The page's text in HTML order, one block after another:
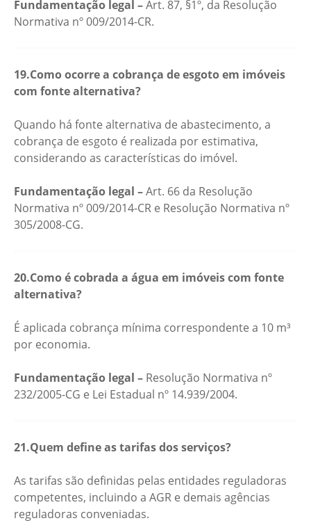
Fundamentação legal –Art. 87, §1º, da Resolução
Normativa nº 009/2014-CR.
19.Como ocorre a cobrança de esgoto em imóveis
com fonte alternativa?
Quando há fonte alternativa de abastecimento, a
cobrança de esgoto é realizada por estimativa,
considerando as características do imóvel.
Fundamentação legal –Art. 66 da Resolução
Normativa nº 009/2014-CR e Resolução Normativa nº
305/2008-CG.
20.Como é cobrada a água em imóveis com fonte
alternativa?
É aplicada cobrança mínima correspondente a 10 m³
por economia.
Fundamentação legal – Resolução Normativa nº
232/2005-CG e Lei Estadual nº 14.939/2004.
21.Quem define as tarifas dos serviços?
As tarifas são definidas pelas entidades reguladoras
competentes, incluindo a AGR e demais agências
reguladoras conveniadas.